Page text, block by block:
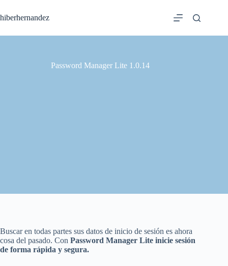
al
contenido
hiberhernandez
Password Manager Lite 1.0.14
Buscar en todas partes sus datos de inicio de sesión es ahora
cosa del pasado. Con Password Manager Lite inicie sesión
de forma rápida y segura.